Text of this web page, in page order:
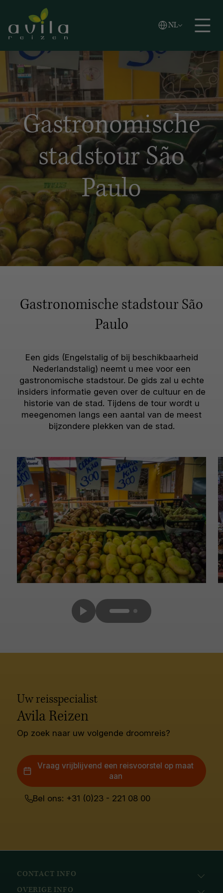
Zoeken
NL
Vlaams
English
Gastronomische
stadstour São
Paulo
Gastronomische stadstour São
Paulo
Een gids (Engelstalig of bij beschikbaarheid
Nederlandstalig) neemt u mee voor een
gastronomische stadstour. De gids zal u echte
insiders informatie geven over de cultuur en de
historie van de stad. Tijdens de tour wordt u
meegenomen langs een aantal van de meest
bijzondere plekken van de stad.
Uw reisspecialist
Avila Reizen
Op zoek naar uw volgende droomreis?
Vraag vrijblijvend een reisvoorstel op maat
aan
Bel ons: +31 (0)23 - 221 08 00
CONTACT INFO
OVERIGE INFO